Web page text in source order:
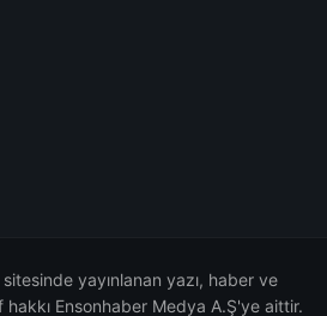
yayınlanan yazı, haber ve
Ensonhaber Medya A.Ş'ye aittir.